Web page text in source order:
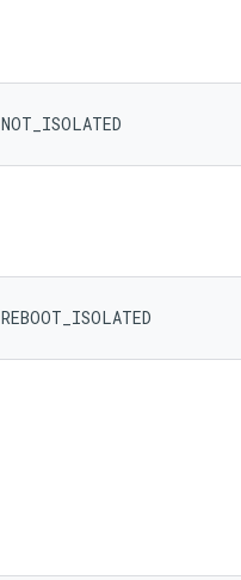
NOT_ISOLATED
REBOOT_ISOLATED